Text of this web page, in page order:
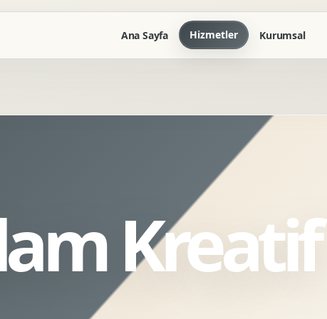
Ana Sayfa Hizmetler
Kimlik
Tasarimi
Kurumsal
Kreatif